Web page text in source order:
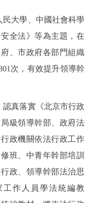
大學、中國社會科學
全法》等為主題，在
、市政府各部門組織
次，有效提升領導幹
真落實《北京市行政
級領導幹部、政府法
政機關依法行政工作
班、中青年幹部培訓
政、領導幹部法治思
作人員學法統編教